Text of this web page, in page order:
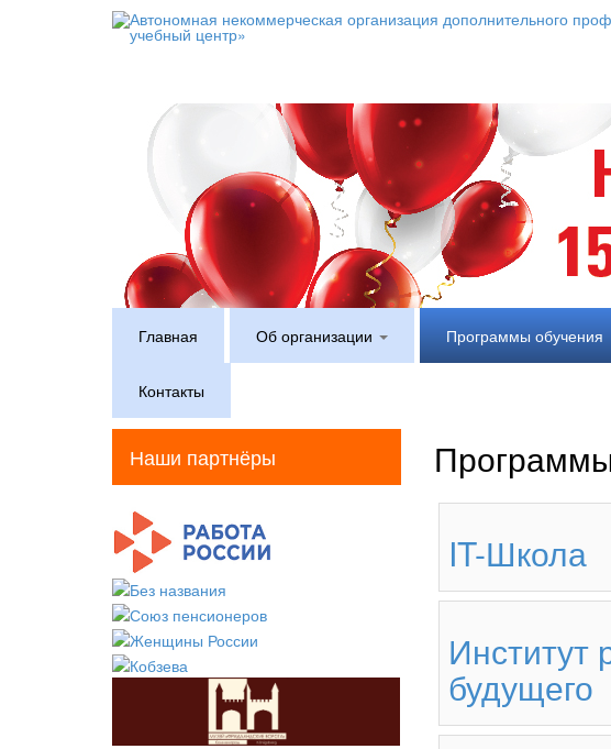
Главная Об организации Программы обучения
Контакты
IT-Школа
Институт
будущего
Наши партнёры